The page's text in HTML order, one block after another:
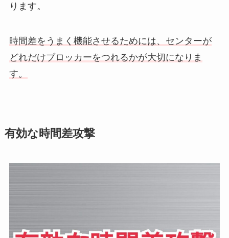
ります。
時間差をうまく機能させるためには、センターが
どれだけブロッカーをつれるかが大切になりま
す。
有効な時間差攻撃